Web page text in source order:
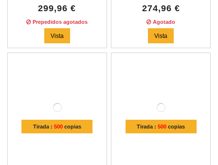
299,96 €
Prepedidos agotados
Vista
274,96 €
Agotado
Vista
Tirada : 500copias Tirada :500 copias